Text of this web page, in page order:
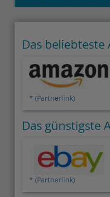
Das beliebteste
* (Partnerlink)
Das günstigste
* (Partnerlink)